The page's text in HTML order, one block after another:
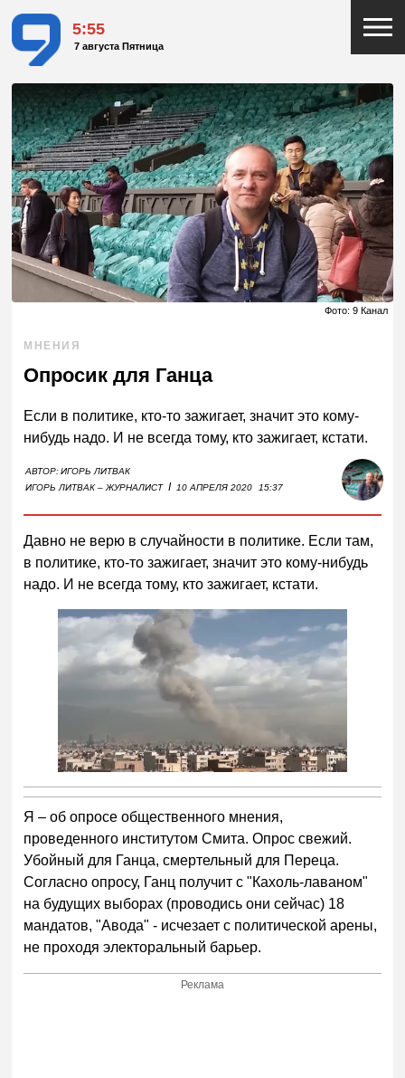
5:55
7 августа Пятница
Фото: 9 Канал
МНЕНИЯ
Опросик для Ганца
Если в политике, кто-то зажигает, значит это кому-
нибудь надо. И не всегда тому, кто зажигает, кстати.
АВТОР:ИГОРЬ ЛИТВАК
ИГОРЬ ЛИТВАК – ЖУРНАЛИСТ I 10 АПРЕЛЯ 2020 15:37
Давно не верю в случайности в политике. Если там,
в политике, кто-то зажигает, значит это кому-нибудь
надо. И не всегда тому, кто зажигает, кстати.
Я – об опросе общественного мнения,
проведенного институтом Смита. Опрос свежий.
Убойный для Ганца, смертельный для Переца.
Согласно опросу, Ганц получит с "Кахоль-лаваном"
на будущих выборах (проводись они сейчас) 18
мандатов, "Авода" - исчезает с политической арены,
не проходя электоральный барьер.
Реклама